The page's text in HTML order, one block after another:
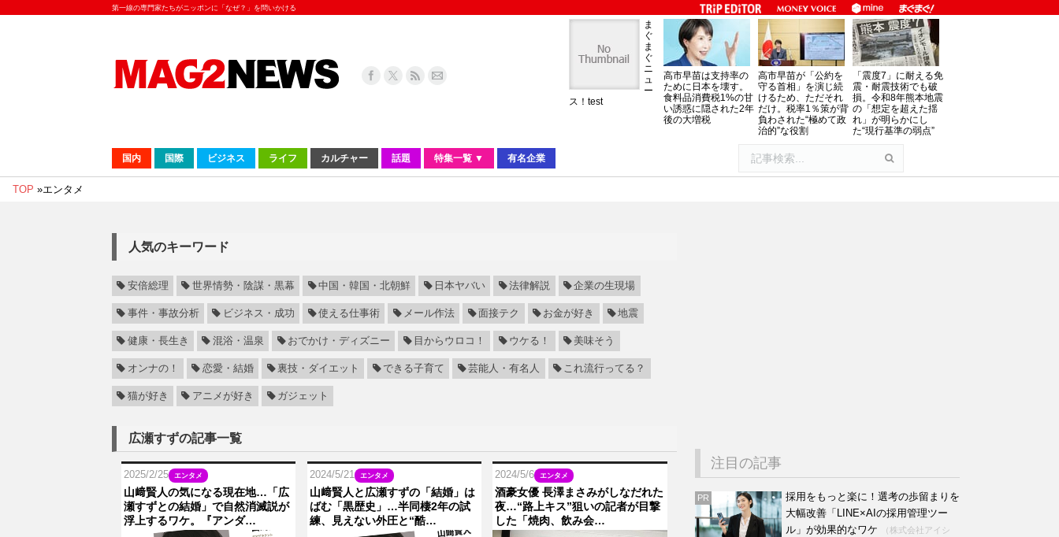
第一線の専門家たちがニッポンに「なぜ？」を問いかける
ま
ぐ
ま
ぐ
ニ
ュ
ー
ス！test
高市早苗は支持率の
ために日本を壊す。
食料品消費税1%の甘
い誘惑に隠された2年
後の大増税
高市早苗が「公約を
守る首相」を演じ続
けるため、ただそれ
だけ。税率1％策が背
負わされた“極めて政
治的”な役割
「震度7」に耐える免
震・耐震技術でも破
損。令和8年熊本地震
の「想定を超えた揺
れ」が明らかにし
た“現行基準の弱点”
国内 国際 ビジネス ライフ カルチャー 話題 特集一覧 ▼ 有名企業
TOP »エンタメ
人気のキーワード
安倍総理 世界情勢・陰謀・黒幕 中国・韓国・北朝鮮 日本ヤバい 法律解説 企業の生現場
事件・事故分析 ビジネス・成功 使える仕事術 メール作法 面接テク お金が好き 地震
健康・長生き 混浴・温泉 おでかけ・ディズニー 目からウロコ！ ウケる！ 美味そう
オンナの！ 恋愛・結婚 裏技・ダイエット できる子育て 芸能人・有名人 これ流行ってる？
猫が好き アニメが好き ガジェット
広瀬すずの記事一覧
2025/2/25 エンタメ
山﨑賢人の気になる現在地…「広
瀬すずとの結婚」で自然消滅説が
浮上するワケ。『アンダ…
2024/5/21 エンタメ
山﨑賢人と広瀬すずの「結婚」は
ばむ「黒歴史」…半同棲2年の試
練、見えない外圧と“酷…
2024/5/6 エンタメ
酒豪女優 長澤まさみがしなだれた
夜…“路上キス”狙いの記者が目撃
した「焼肉、飲み会…
注目の記事
PR
採用をもっと楽に！選考の歩留まりを
大幅改善「LINE×AIの採用管理ツー
ル」が効果的なワケ
（株式会社アイシ